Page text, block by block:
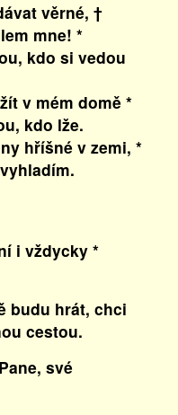
věrné, †
mne! *
kdo si vedou
v mém domě *
kdo lže.
hříšné v zemi, *
i vždycky *
budu hrát, chci
cestou.
své